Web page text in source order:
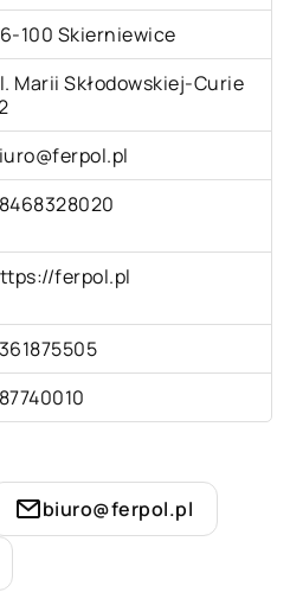
100 Skierniewice
Marii Skłodowskiej-Curie
ferpol.pl
biuro@ferpol.pl